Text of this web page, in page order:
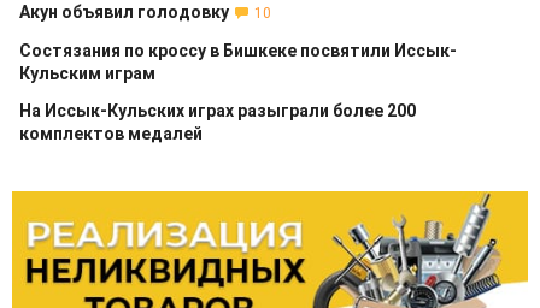
Акун объявил голодовку
10
Состязания по кроссу в Бишкеке посвятили Иссык-
Кульским играм
На Иссык-Кульских играх разыграли более 200
комплектов медалей